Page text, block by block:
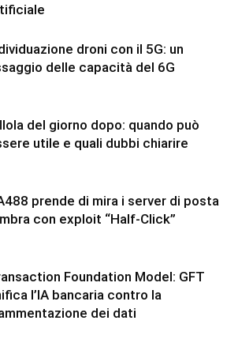
droni con il 5G: un
delle capacità del 6G
del giorno dopo: quando può
utile e quali dubbi chiarire
prende di mira i server di posta
con exploit “Half-Click”
Foundation Model: GFT
l’IA bancaria contro la
dei dati